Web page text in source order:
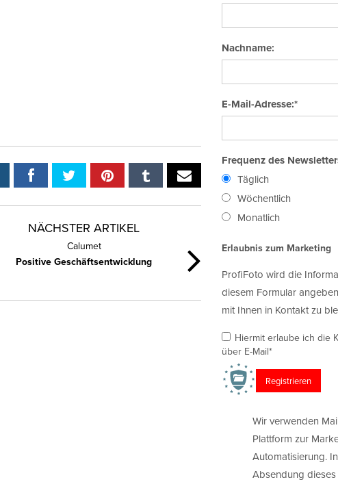
NÄCHSTER ARTIKEL
Calumet
Positive Geschäftsentwicklung
Nachname:
E-Mail-Adresse:*
Frequenz des
Täglich
Wöchentlich
Monatlich
Erlaubnis zum Marketing
ProfiFoto wird die
diesem Formular
mit Ihnen in Kontakt zu
Hiermit erlaube ich die
über E-Mail*
Wir verwenden
Plattform zur
Automatisierung.
Absendung